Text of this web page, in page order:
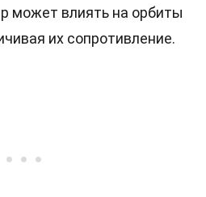
может влиять на орбиты
их сопротивление.